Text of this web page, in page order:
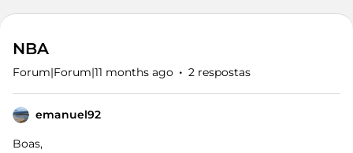
NBA
Forum|Forum|11 months ago 2 respostas
emanuel92
Boas,